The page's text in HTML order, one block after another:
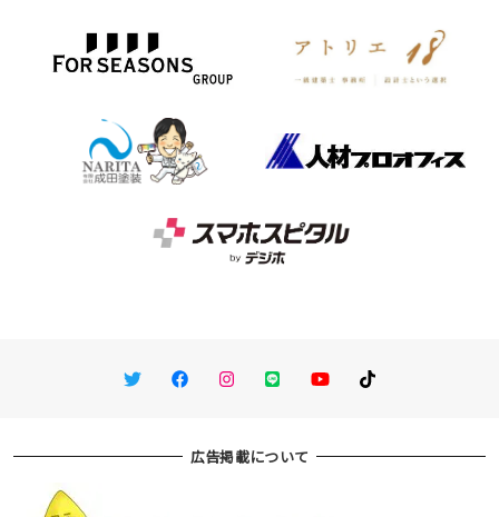
TwitterFacebookInstagram
LINE You TubeTikTok
広告掲載について